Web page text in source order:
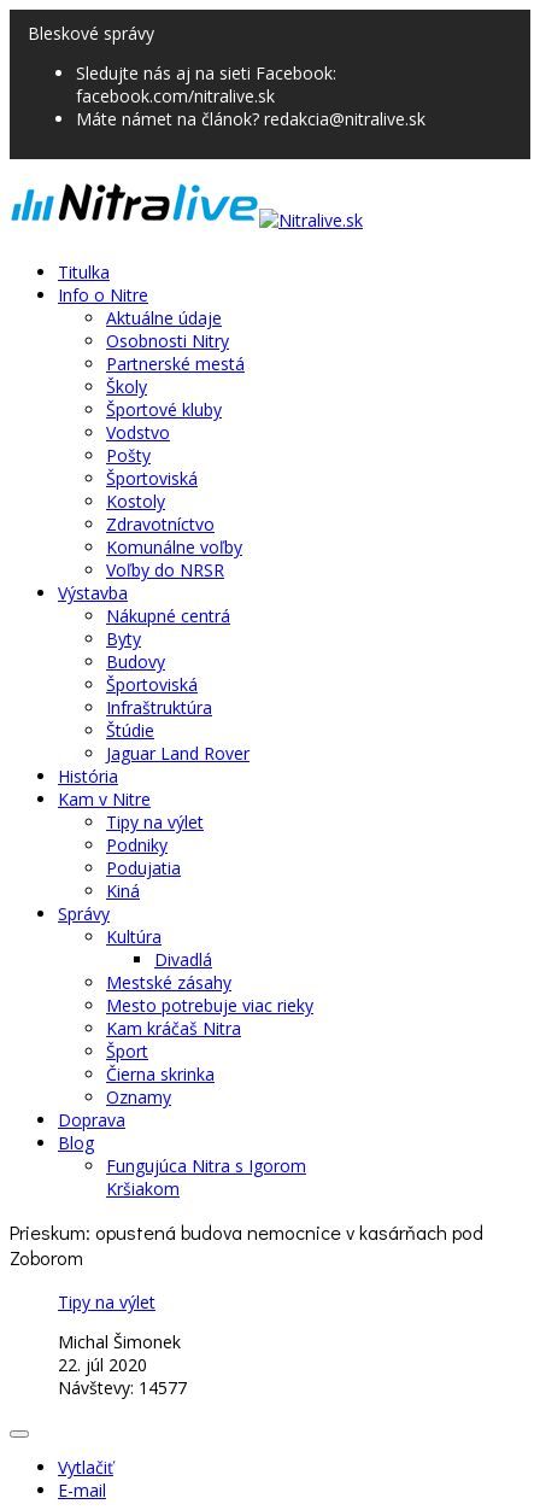
Bleskové správy
Sledujte nás aj na sieti Facebook:
facebook.com/nitralive.sk
Máte námet na článok? redakcia@nitralive.sk
Titulka
Info o Nitre
Aktuálne údaje
Osobnosti Nitry
Partnerské mestá
Školy
Športové kluby
Vodstvo
Pošty
Športoviská
Kostoly
Zdravotníctvo
Komunálne voľby
Voľby do NRSR
Výstavba
Nákupné centrá
Byty
Budovy
Športoviská
Infraštruktúra
Štúdie
Jaguar Land Rover
História
Kam v Nitre
Tipy na výlet
Podniky
Podujatia
Kiná
Správy
Kultúra
Divadlá
Mestské zásahy
Mesto potrebuje viac rieky
Kam kráčaš Nitra
Šport
Čierna skrinka
Oznamy
Doprava
Blog
Fungujúca Nitra s Igorom
Kršiakom
Prieskum: opustená budova nemocnice v kasárňach pod
Zoborom
Tipy na výlet
Michal Šimonek
22. júl 2020
Návštevy: 14577
Vytlačiť
E-mail